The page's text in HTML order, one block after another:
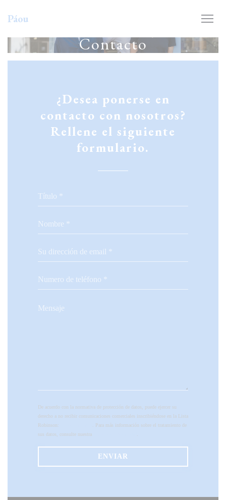
Páou
Contacto
¿Desea ponerse en
contacto con nosotros?
Rellene el siguiente
formulario.
De acuerdo con la normativa de protección de datos, puede ejercer su
derecho a no recibir comunicaciones comerciales inscribiéndose en la Lista
Robinson:
. Para más información sobre el tratamiento de
sus datos, consulte nuestra